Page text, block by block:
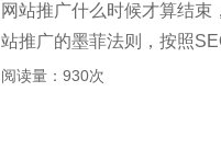
网站推广什么时候才算结束
站推广的墨菲法则，按照
新 的挑战又来了，传统互
阅读量：930次